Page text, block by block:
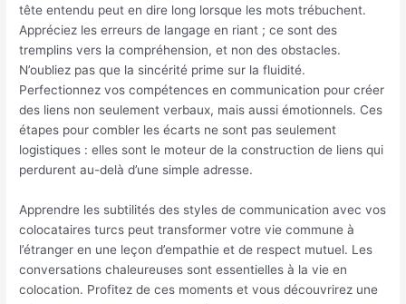
tête entendu peut en dire long lorsque les mots trébuchent.
Appréciez les erreurs de langage en riant ; ce sont des
tremplins vers la compréhension, et non des obstacles.
N’oubliez pas que la sincérité prime sur la fluidité.
Perfectionnez vos compétences en communication pour créer
des liens non seulement verbaux, mais aussi émotionnels. Ces
étapes pour combler les écarts ne sont pas seulement
logistiques : elles sont le moteur de la construction de liens qui
perdurent au-delà d’une simple adresse.
Apprendre les subtilités des styles de communication avec vos
colocataires turcs peut transformer votre vie commune à
l’étranger en une leçon d’empathie et de respect mutuel. Les
conversations chaleureuses sont essentielles à la vie en
colocation. Profitez de ces moments et vous découvrirez une